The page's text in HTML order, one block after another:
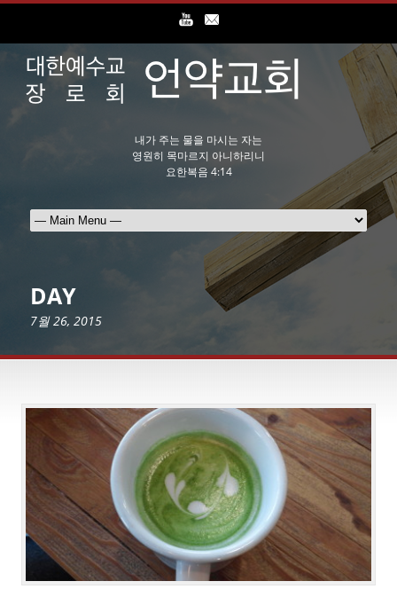
내가 주는 물을 마시는 자는
영원히 목마르지 아니하리니
요한복음 4:14
DAY
7월 26, 2015